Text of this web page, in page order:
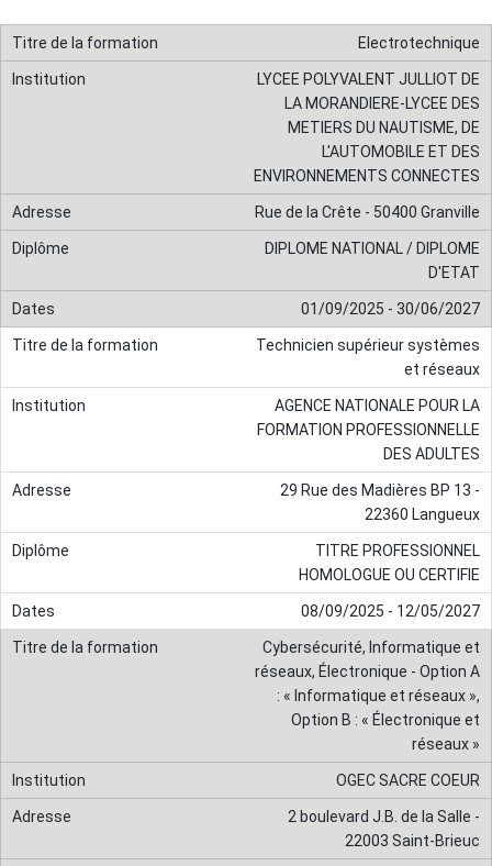
Electrotechnique
LYCEE POLYVALENT JULLIOT DE
LA MORANDIERE-LYCEE DES
METIERS DU NAUTISME, DE
L'AUTOMOBILE ET DES
ENVIRONNEMENTS CONNECTES
Rue de la Crête - 50400 Granville
DIPLOME NATIONAL / DIPLOME
D'ETAT
01/09/2025 - 30/06/2027
Technicien supérieur systèmes
et réseaux
AGENCE NATIONALE POUR LA
FORMATION PROFESSIONNELLE
DES ADULTES
29 Rue des Madières BP 13 -
22360 Langueux
TITRE PROFESSIONNEL
HOMOLOGUE OU CERTIFIE
08/09/2025 - 12/05/2027
Cybersécurité, Informatique et
réseaux, Électronique - Option A
: « Informatique et réseaux »,
Option B : « Électronique et
réseaux »
OGEC SACRE COEUR
2 boulevard J.B. de la Salle -
22003 Saint-Brieuc